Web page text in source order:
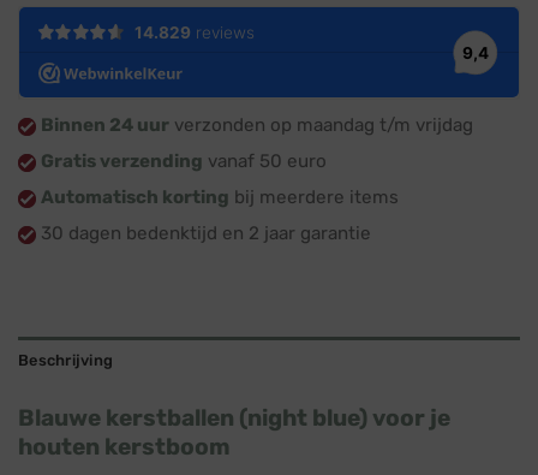
Binnen 24 uur verzonden op maandag t/m vrijdag
Gratis verzending vanaf 50 euro
Automatisch korting bij meerdere items
30 dagen bedenktijd en 2 jaar garantie
Beschrijving
Blauwe kerstballen (night blue) voor je
houten kerstboom